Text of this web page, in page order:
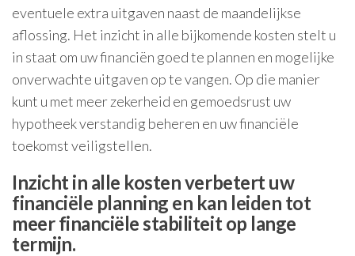
eventuele extra uitgaven naast de maandelijkse
aflossing. Het inzicht in alle bijkomende kosten stelt u
in staat om uw financiën goed te plannen en mogelijke
onverwachte uitgaven op te vangen. Op die manier
kunt u met meer zekerheid en gemoedsrust uw
hypotheek verstandig beheren en uw financiële
toekomst veiligstellen.
Inzicht in alle kosten verbetert uw
financiële planning en kan leiden tot
meer financiële stabiliteit op lange
termijn.